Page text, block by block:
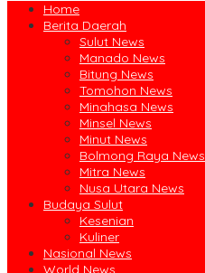
Home
Berita Daerah
Sulut News
Manado News
Bitung News
Tomohon News
Minahasa News
Minsel News
Minut News
Bolmong Raya News
Mitra News
Nusa Utara News
Budaya Sulut
Kesenian
Kuliner
Nasional News
World News